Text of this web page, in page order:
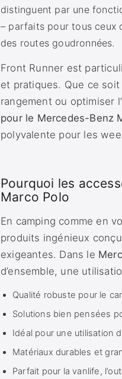
distinguent par une
– parfaits pour tous ceux
des routes goudronnées.
Front Runner est
et pratiques. Que ce soit
rangement ou optimiser
pour le Mercedes-Benz
polyvalente pour les
Pourquoi les
Marco Polo
En camping comme en
produits ingénieux
exigeantes. Dans le
d’ensemble, une
Qualité robuste pour le
Solutions bien pensées
Idéal pour une utilisation
Matériaux durables et
Parfait pour la vanlife,